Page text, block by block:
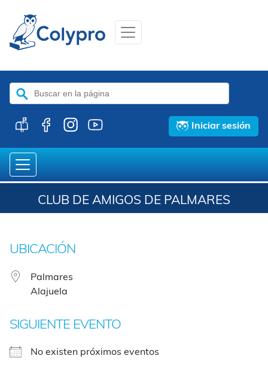
Buscar:
Iniciar sesión
CLUB DE AMIGOS DE PALMARES
UBICACIÓN
Palmares
Alajuela
SIGUIENTE EVENTO
No existen próximos eventos